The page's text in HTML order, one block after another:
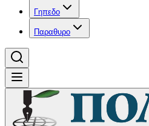
Γηπεδο
Παραθυρο